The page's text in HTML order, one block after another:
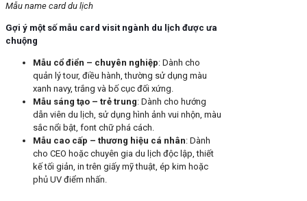
Mẫu name card du lịch
Gợi ý một số mẫu card visit ngành du lịch được ưa
chuộng
Mẫu cổ điển – chuyên nghiệp: Dành cho
quản lý tour, điều hành, thường sử dụng màu
xanh navy, trắng và bố cục đối xứng.
Mẫu sáng tạo – trẻ trung: Dành cho hướng
dẫn viên du lịch, sử dụng hình ảnh vui nhộn, màu
sắc nổi bật, font chữ phá cách.
Mẫu cao cấp – thương hiệu cá nhân: Dành
cho CEO hoặc chuyên gia du lịch độc lập, thiết
kế tối giản, in trên giấy mỹ thuật, ép kim hoặc
phủ UV điểm nhấn.